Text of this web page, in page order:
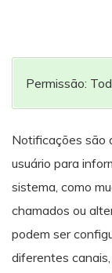
Permissão:
Notificações são
usuário para
sistema, como
chamados ou
podem ser
diferentes